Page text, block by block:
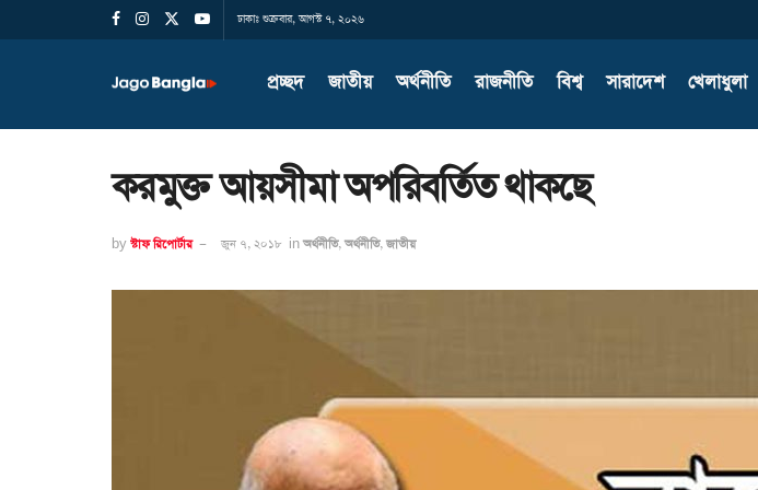
ঢাকাঃ শুক্রবার, আগস্ট ৭, ২০২৬
প্রচ্ছদ জাতীয় অর্থনীতি রাজনীতি বিশ্ব সারাদেশ খেলাধুলা
করমুক্ত আয়সীমা অপরিবর্তিত থাকছে
by স্টাফ রিপোর্টার জুন ৭, ২০১৮ in অর্থনীতি,অর্থনীতি, জাতীয়